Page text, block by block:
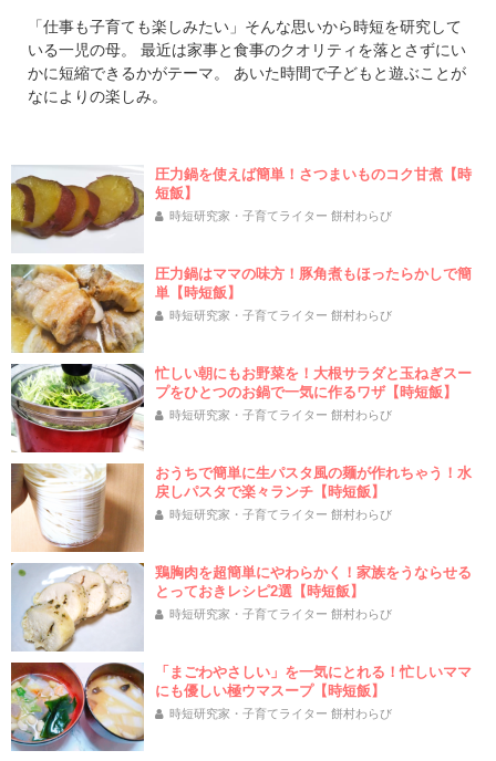
「仕事も子育ても楽しみたい」そんな思いから時短を研究して
いる一児の母。 最近は家事と食事のクオリティを落とさずにい
かに短縮できるかがテーマ。 あいた時間で子どもと遊ぶことが
なによりの楽しみ。
圧力鍋を使えば簡単！さつまいものコク甘煮【時
短飯】
時短研究家・子育てライター 餅村わらび
圧力鍋はママの味方！豚角煮もほったらかしで簡
単【時短飯】
時短研究家・子育てライター 餅村わらび
忙しい朝にもお野菜を！大根サラダと玉ねぎスー
プをひとつのお鍋で一気に作るワザ【時短飯】
時短研究家・子育てライター 餅村わらび
おうちで簡単に生パスタ風の麺が作れちゃう！水
戻しパスタで楽々ランチ【時短飯】
時短研究家・子育てライター 餅村わらび
鶏胸肉を超簡単にやわらかく！家族をうならせる
とっておきレシピ2選【時短飯】
時短研究家・子育てライター 餅村わらび
「まごわやさしい」を一気にとれる！忙しいママ
にも優しい極ウマスープ【時短飯】
時短研究家・子育てライター 餅村わらび